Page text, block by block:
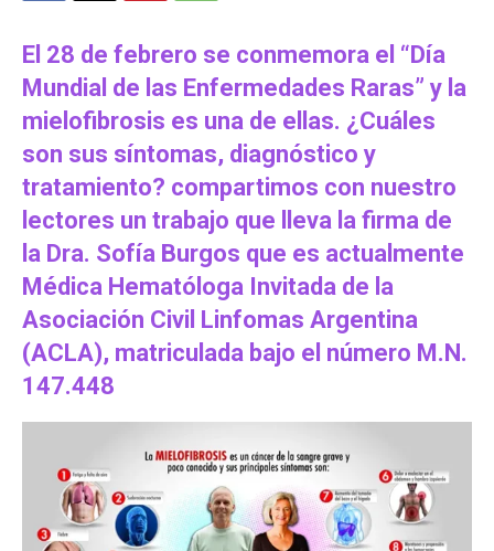
El 28 de febrero se conmemora el “Día
Mundial de las Enfermedades Raras” y la
mielofibrosis es una de ellas. ¿Cuáles
son sus síntomas, diagnóstico y
tratamiento? compartimos con nuestro
lectores un trabajo que lleva la firma de
la Dra. Sofía Burgos que es actualmente
Médica Hematóloga Invitada de la
Asociación Civil Linfomas Argentina
(ACLA), matriculada bajo el número M.N.
147.448